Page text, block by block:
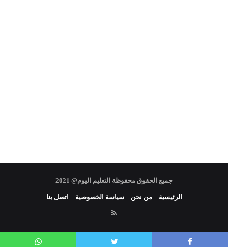
جميع الحقوق محفوظة التعليم اليوم@ 2021
الرئيسية من نحن سياسة الخصوصية اتصل بنا
RSS